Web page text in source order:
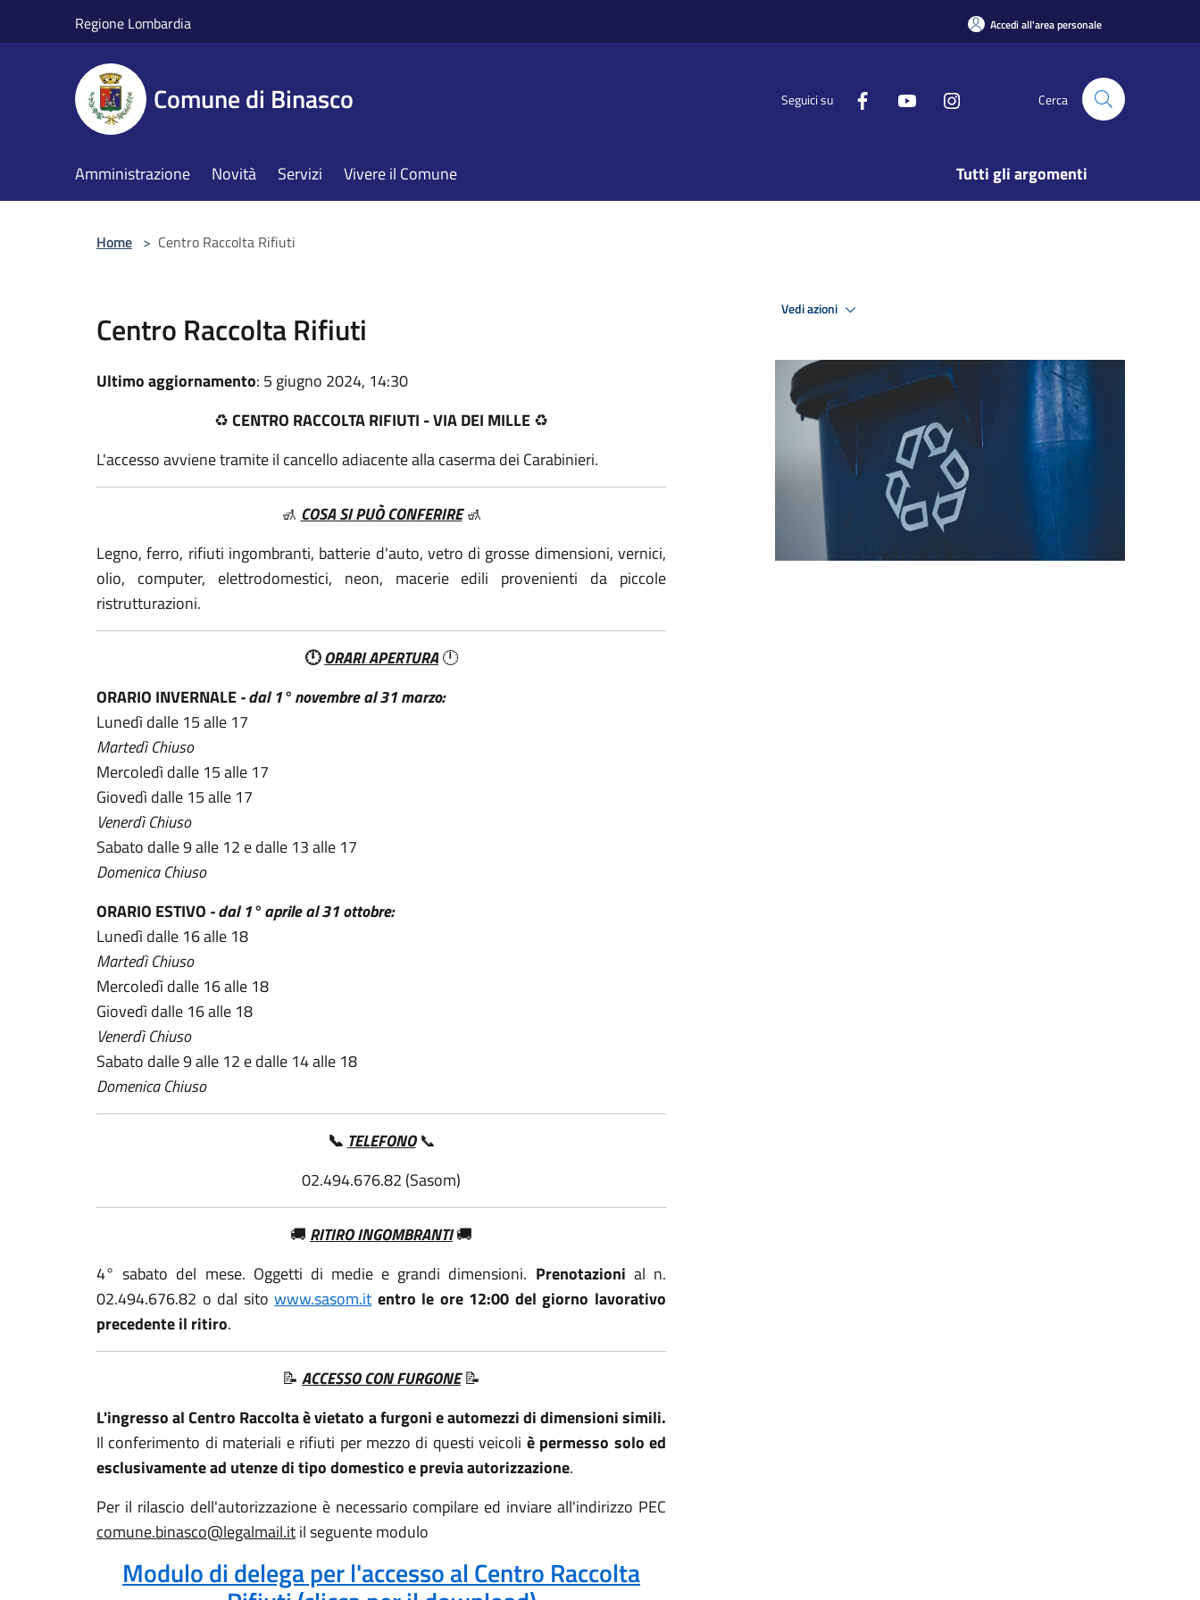
Regione Lombardia Accedi all'area personale
Comune di Binasco Seguici su Cerca
Amministrazione Novità Servizi Vivere il Comune Tutti gli argomenti
Home > Centro Raccolta Rifiuti
Centro Raccolta Rifiuti
Ultimo aggiornamento: 5 giugno 2024, 14:30
♻️CENTRO RACCOLTA RIFIUTI - VIA DEI MILLE♻️
L'accesso avviene tramite il cancello adiacente alla caserma dei Carabinieri.
🚮 COSA SI PUÒ CONFERIRE🚮
Legno, ferro, rifiuti ingombranti, batterie d'auto, vetro di grosse dimensioni, vernici,
olio, computer, elettrodomestici, neon, macerie edili provenienti da piccole
ristrutturazioni.
🕛ORARI APERTURA🕛
ORARIO INVERNALE- dal 1° novembre al 31 marzo:
Lunedì dalle 15 alle 17
Martedì Chiuso
Mercoledì dalle 15 alle 17
Giovedì dalle 15 alle 17
Venerdì Chiuso
Sabato dalle 9 alle 12 e dalle 13 alle 17
Domenica Chiuso
ORARIO ESTIVO - dal 1° aprile al 31 ottobre:
Lunedì dalle 16 alle 18
Martedì Chiuso
Mercoledì dalle 16 alle 18
Giovedì dalle 16 alle 18
Venerdì Chiuso
Sabato dalle 9 alle 12 e dalle 14 alle 18
Domenica Chiuso
📞 TELEFONO📞
02.494.676.82 (Sasom)
🚚 RITIRO INGOMBRANTI🚚
4° sabato del mese. Oggetti di medie e grandi dimensioni. Prenotazioni al n.
02.494.676.82 o dal sitowww.sasom.it entro le ore 12:00 del giorno lavorativo
precedente il ritiro.
📝 ACCESSO CON FURGONE📝
L'ingresso al Centro Raccolta è vietato a furgoni e automezzi di dimensioni simili.
Il conferimento di materiali e rifiuti per mezzo di questi veicoli è permesso solo ed
esclusivamente ad utenze di tipo domestico e previa autorizzazione.
Per il rilascio dell'autorizzazione è necessario compilare ed inviare all'indirizzo PEC
comune.binasco@legalmail.itil seguente modulo
Modulo di delega per l'accesso al Centro Raccolta
Vedi azioni